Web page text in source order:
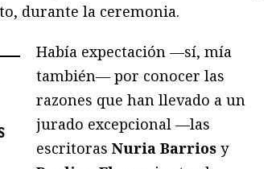
durante la ceremonia.
Había expectación —sí, mía
también— por conocer las
razones que han llevado a un
jurado excepcional —las
escritorasNuria Barrios y